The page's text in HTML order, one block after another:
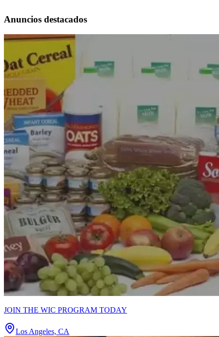
Anuncios destacados
JOIN THE WIC PROGRAM TODAY
Los Angeles, CA